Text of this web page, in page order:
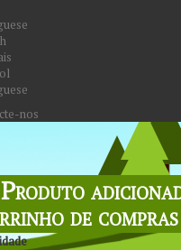
nos
Produto
de compras